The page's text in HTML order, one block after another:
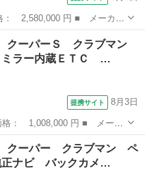
■ グレード名： クーパー
ティックブラック／禁煙車／
クーパーＳ クラブマン
ラー内蔵ＥＴＣ …
提携サイト 8月3日
■ グレード名： クーパ
ー内蔵ＥＴＣ スマートキ
クーパー クラブマン ペ
ナビ バックカメ…